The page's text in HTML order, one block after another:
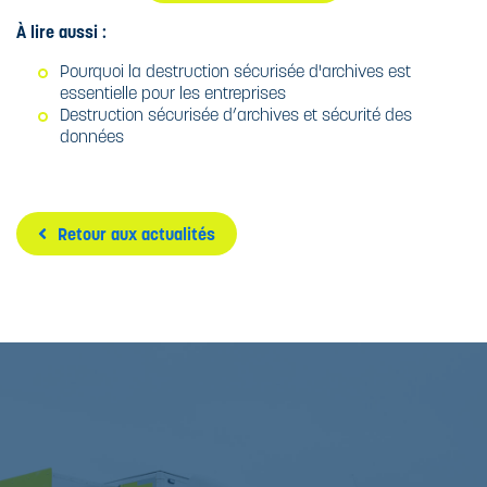
À lire aussi :
Pourquoi la destruction sécurisée d'archives est
essentielle pour les entreprises
Destruction sécurisée d’archives et sécurité des
données
Retour aux actualités